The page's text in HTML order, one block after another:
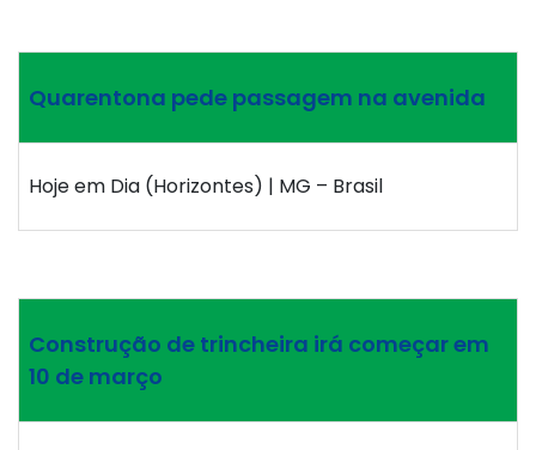
Quarentona pede passagem na avenida
Hoje em Dia (Horizontes) | MG – Brasil
Construção de trincheira irá começar em
10 de março